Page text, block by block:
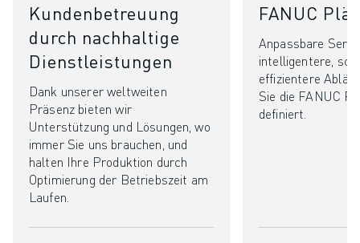
Kundenbetreuung
durch nachhaltige
Dienstleistungen
Dank unserer weltweiten
Präsenz bieten wir
Unterstützung und Lösungen, wo
immer Sie uns brauchen, und
halten Ihre Produktion durch
Optimierung der Betriebszeit am
Laufen.
FANUC
Anpassbare
intelligentere,
effizientere
Sie die FANUC
definiert.